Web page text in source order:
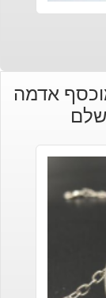
אדמה